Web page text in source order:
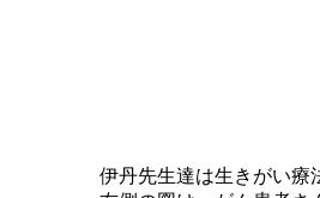
伊丹先生達は生きがい療